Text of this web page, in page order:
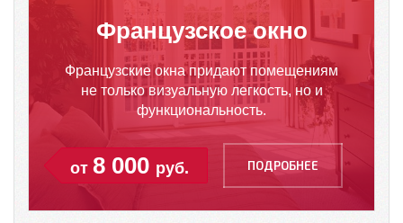
Французское окно
Французские окна придают помещениям
не только визуальную легкость, но и
функциональность.
от 8 000 руб. ПОДРОБНЕЕ